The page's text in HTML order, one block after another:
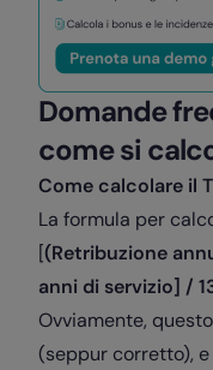
Domande
come si
Come calcolare il
La formula per
[(Retribuzione
anni di servizio] /
Ovviamente,
(seppur corretto),